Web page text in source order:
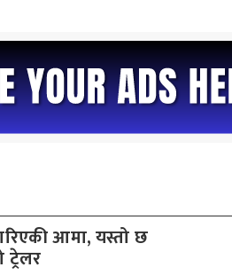
आमा, यस्तो छ